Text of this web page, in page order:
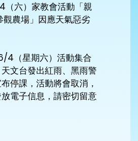
六）家教會活動「親
農場」因應天氣惡劣
（星期六）活動集合
文台發出紅雨、黑雨警
停課，活動將會取消，
電子信息，請密切留意